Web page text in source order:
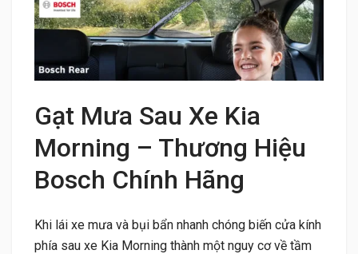
Gạt Mưa Sau Xe Kia
Morning – Thương Hiệu
Bosch Chính Hãng
Khi lái xe mưa và bụi bẩn nhanh chóng biến cửa kính
phía sau xe Kia Morning thành một nguy cơ về tầm